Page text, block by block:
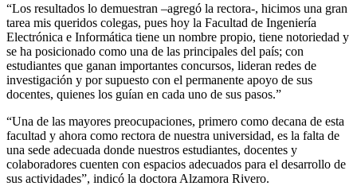
“Los resultados lo demuestran –agregó la rectora-, hicimos una gran
tarea mis queridos colegas, pues hoy la Facultad de Ingeniería
Electrónica e Informática tiene un nombre propio, tiene notoriedad y
se ha posicionado como una de las principales del país; con
estudiantes que ganan importantes concursos, lideran redes de
investigación y por supuesto con el permanente apoyo de sus
docentes, quienes los guían en cada uno de sus pasos.”
“Una de las mayores preocupaciones, primero como decana de esta
facultad y ahora como rectora de nuestra universidad, es la falta de
una sede adecuada donde nuestros estudiantes, docentes y
colaboradores cuenten con espacios adecuados para el desarrollo de
sus actividades”, indicó la doctora Alzamora Rivero.